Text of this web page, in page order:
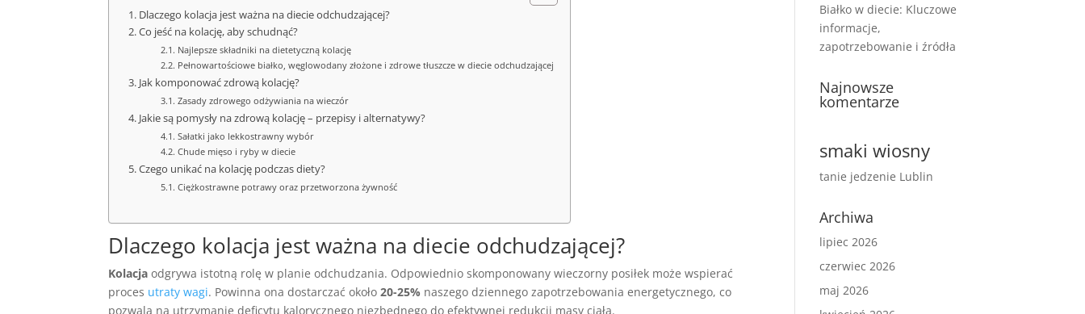
Dlaczego kolacja jest ważna na diecie odchudzającej?
Co jeść na kolację, aby schudnąć?
Najlepsze składniki na dietetyczną kolację
Pełnowartościowe białko, węglowodany złożone i zdrowe tłuszcze w diecie odchudzającej
Jak komponować zdrową kolację?
Zasady zdrowego odżywiania na wieczór
Jakie są pomysły na zdrową kolację – przepisy i alternatywy?
Sałatki jako lekkostrawny wybór
Chude mięso i ryby w diecie
Czego unikać na kolację podczas diety?
Ciężkostrawne potrawy oraz przetworzona żywność
Dlaczego kolacja jest ważna na diecie odchudzającej?
Kolacja odgrywa istotną rolę w planie odchudzania. Odpowiednio skomponowany wieczorny posiłek może wspierać
proces utraty wagi. Powinna ona dostarczać około20-25% naszego dziennego zapotrzebowania energetycznego, co
pozwala na utrzymanie deficytu kalorycznego niezbędnego do efektywnej redukcji masy ciała.
Białko w diecie: Kluczowe
informacje,
zapotrzebowanie i źródła
Najnowsze
komentarze
smaki wiosny
tanie jedzenie Lublin
Archiwa
lipiec 2026
czerwiec 2026
maj 2026